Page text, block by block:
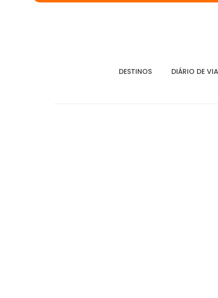
DESTINOS DIÁRIO DE